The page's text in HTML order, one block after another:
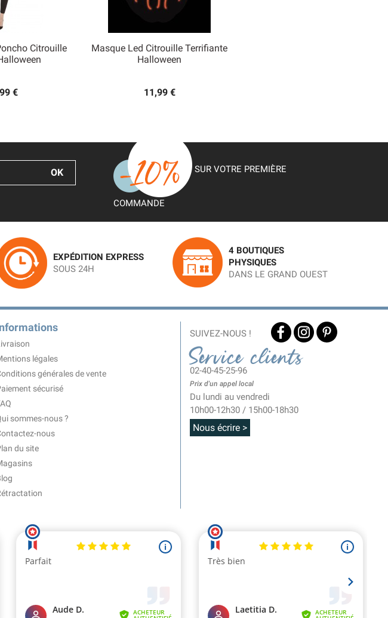
Citrouille
€
rapide
Masque Led Citrouille Terrifiante
Halloween
11,99 €
Aperçu rapide
SUR VOTRE PREMIÈRE
COMMANDE
EXPÉDITION EXPRESS
SOUS 24H
4 BOUTIQUES
PHYSIQUES
DANS LE GRAND OUEST
légales
générales de vente
sécurisé
sommes-nous ?
nous
du site
SUIVEZ-NOUS !
Service clients
02-40-45-25-96
Prix d'un appel local
Du lundi au vendredi
10h00-12h30 / 15h00-18h30
Nous écrire >